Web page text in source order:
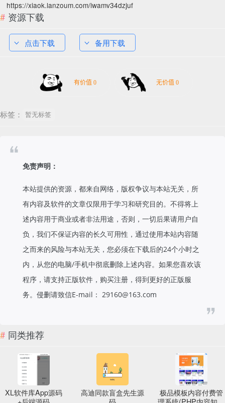
https://xiaok.lanzoum.com/iwamv34dzjuf
资源下载
点击下载 备用下载
标签： 暂无标签
免责声明：
本站提供的资源，都来自网络，版权争议与本站无关，所
有内容及软件的文章仅限用于学习和研究目的。不得将上
述内容用于商业或者非法用途，否则，一切后果请用户自
负，我们不保证内容的长久可用性，通过使用本站内容随
之而来的风险与本站无关，您必须在下载后的24个小时之
内，从您的电脑/手机中彻底删除上述内容。如果您喜欢该
程序，请支持正版软件，购买注册，得到更好的正版服
务。侵删请致信E-mail： 29160@163.com
同类推荐
XL软件库App源码
高迪同款盲盒先生源
极品模板内容付费管